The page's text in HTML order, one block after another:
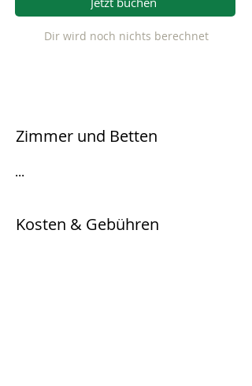
Dir wird noch nichts berechnet
Zimmer und Betten
...
Kosten & Gebühren